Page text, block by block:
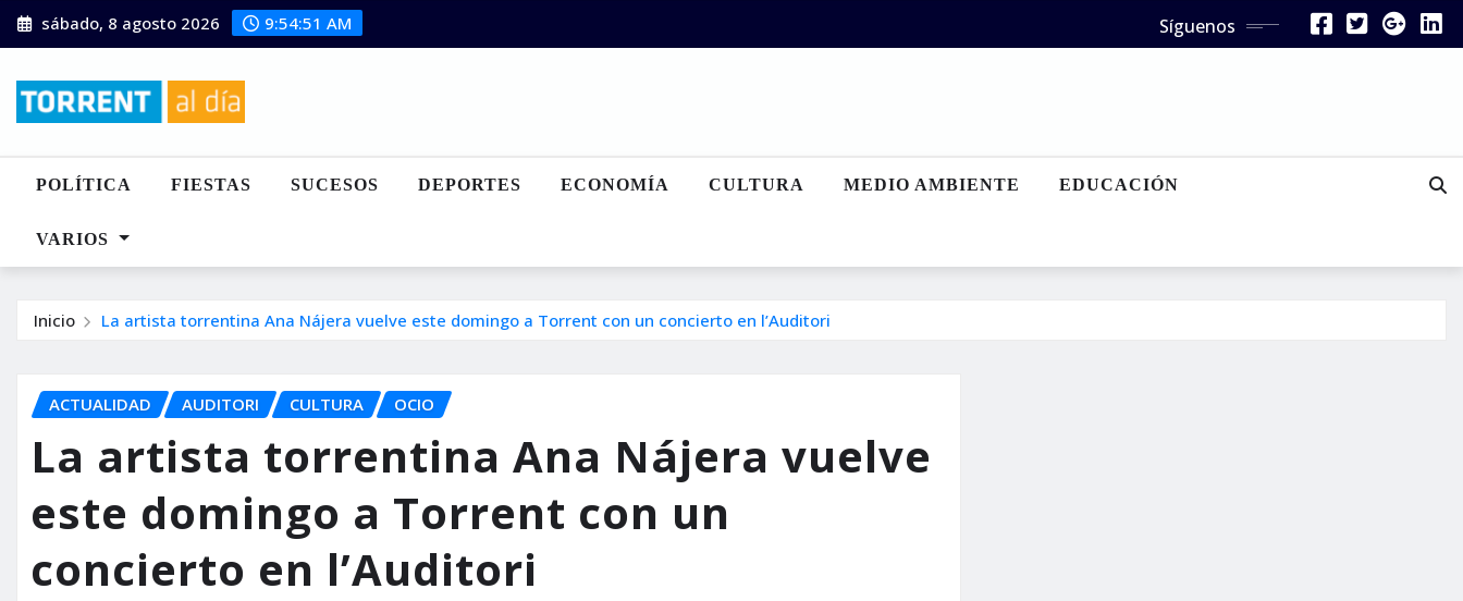
Saltar
al
sábado, 8 agosto 2026 9:54:52 AM Síguenos
POLÍTICA FIESTAS SUCESOS DEPORTES ECONOMÍA CULTURA MEDIO AMBIENTE EDUCACIÓN
VARIOS
Inicio La artista torrentina Ana Nájera vuelve este domingo a Torrent con un concierto en l’Auditori
ACTUALIDAD AUDITORI CULTURA OCIO
La artista torrentina Ana Nájera vuelve
este domingo a Torrent con un
concierto en l’Auditori